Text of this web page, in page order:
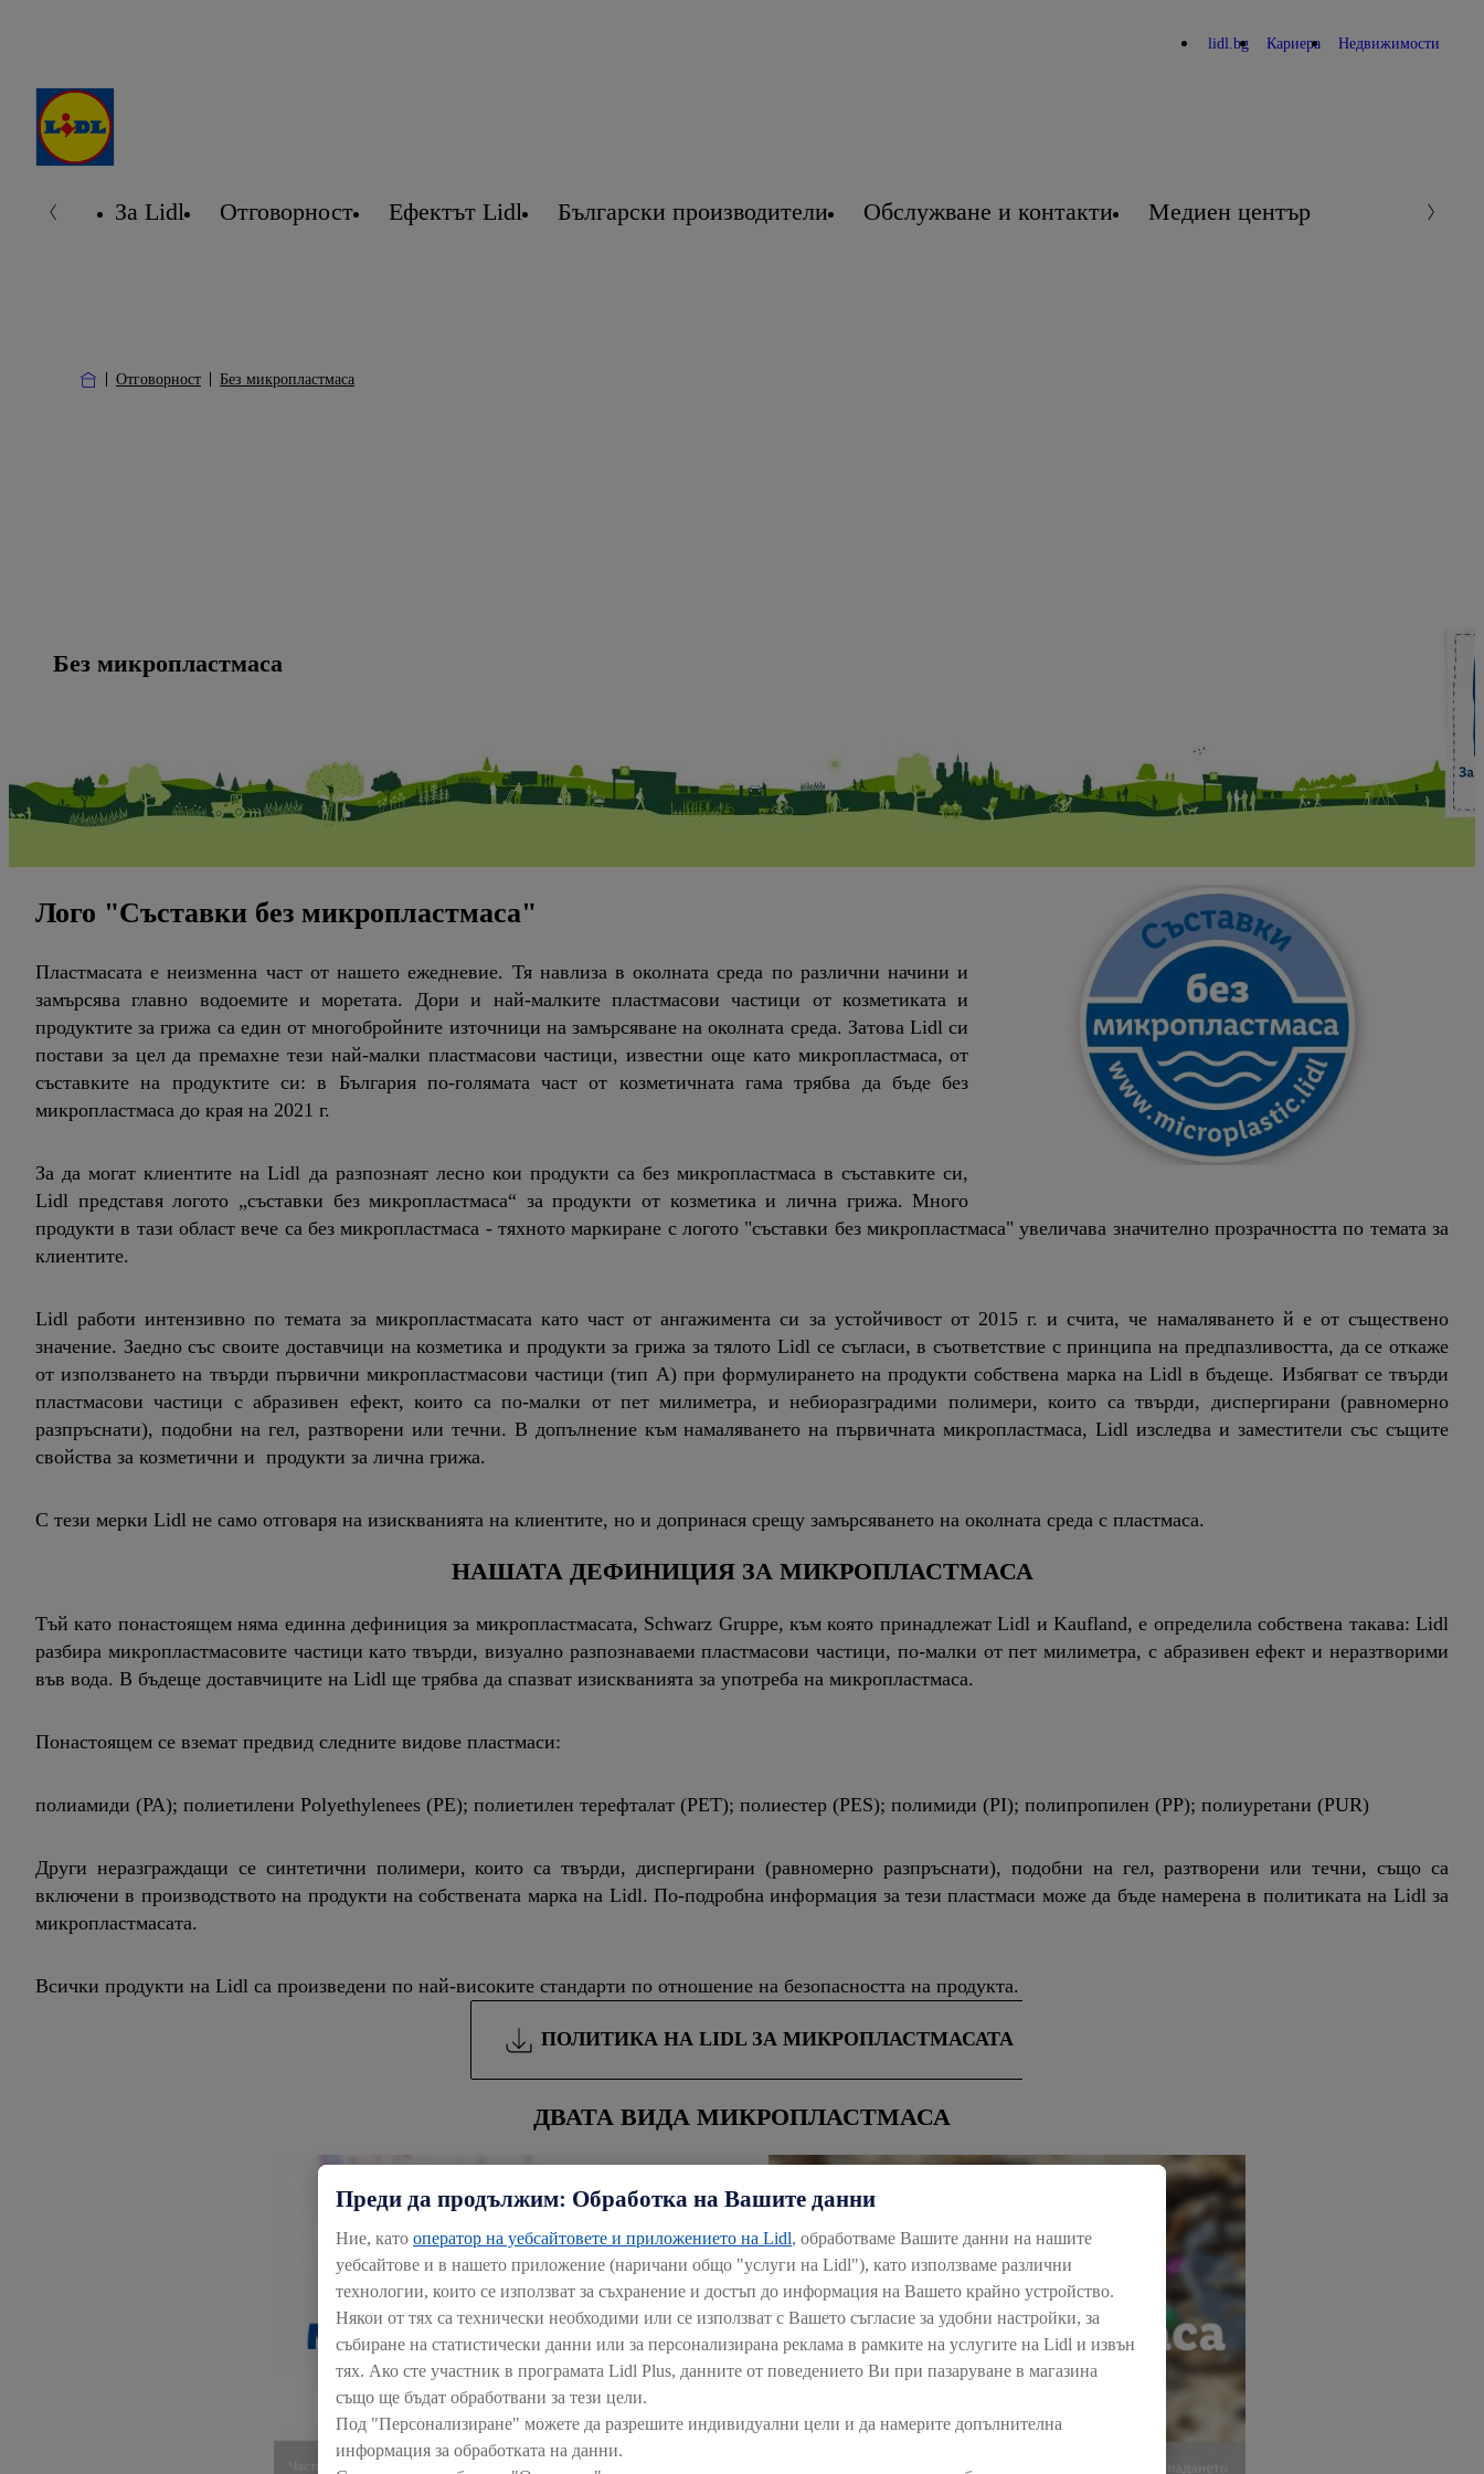
lidl.bg Кариера Недвижимости
За Lidl Отговорност Ефектът Lidl Български производители Обслужване и контакти Медиен център
Отговорност Без микропластмаса
Без микропластмаса
Лого "Съставки без микропластмаса"
Пластмасата е неизменна част от нашето ежедневие. Тя навлиза в околната среда по различни начини и
замърсява главно водoемите и моретата. Дори и най-малките пластмасови частици от козметиката и
продуктите за грижа са един от многобройните източници на замърсяване на околната среда. Затова Lidl си
постави за цел да премахне тези най-малки пластмасови частици, известни още като микропластмаса, от
съставките на продуктите си: в България по-голямата част от козметичната гама трябва да бъде без
микропластмаса до края на 2021 г.
За да могат клиентите на Lidl да разпознаят лесно кои продукти са без микропластмаса в съставките си,
Lidl представя логото „съставки без микропластмаса“ за продукти от козметика и лична грижа. Много
продукти в тази област вече са без микропластмаса - тяхното маркиране с логото "съставки без микропластмаса" увеличава значително прозрачността по темата за
клиентите.
Lidl работи интензивно по темата за микропластмасата като част от ангажимента си за устойчивост от 2015 г. и счита, че намаляването й е от съществено
значение. Заедно със своите доставчици на козметика и продукти за грижа за тялото Lidl се съгласи, в съответствие с принципа на предпазливостта, да се откаже
от използването на твърди първични микропластмасови частици (тип А) при формулирането на продукти собствена марка на Lidl в бъдеще. Избягват се твърди
пластмасови частици с абразивен ефект, които са по-малки от пет милиметра, и небиоразградими полимери, които са твърди, диспергирани (равномерно
разпръснати), подобни на гел, разтворени или течни. В допълнение към намаляването на първичната микропластмаса, Lidl изследва и заместители със същите
свойства за козметични и продукти за лична грижа.
С тези мерки Lidl не само отговаря на изискванията на клиентите, но и допринася срещу замърсяването на околната среда с пластмаса.
НАШАТА ДЕФИНИЦИЯ ЗА МИКРОПЛАСТМАСА
Тъй като понастоящем няма единна дефиниция за микропластмасата, Schwarz Gruppe, към която принадлежат Lidl и Kaufland, е определила собствена такава: Lidl
разбира микропластмасовите частици като твърди, визуално разпознаваеми пластмасови частици, по-малки от пет милиметра, с абразивен ефект и неразтворими
във вода. В бъдеще доставчиците на Lidl ще трябва да спазват изискванията за употреба на микропластмаса.
Понастоящем се вземат предвид следните видове пластмаси:
полиамиди (PA); полиетилени Polyethylenees (РЕ); полиетилен терефталат (PET); полиестер (PES); полимиди (PI); полипропилен (РР); полиуретани (PUR)
Други неразграждащи се синтетични полимери, които са твърди, диспергирани (равномерно разпръснати), подобни на гел, разтворени или течни, също са
включени в производството на продукти на собствената марка на Lidl. По-подробна информация за тези пластмаси може да бъде намерена в политиката на Lidl за
микропластмасата.
Всички продукти на Lidl са произведени по най-високите стандарти по отношение на безопасността на продукта.
ПОЛИТИКА НА LIDL ЗА МИКРОПЛАСТМАСАТА
ДВАТА ВИДА МИКРОПЛАСТМАСА
Преди да продължим: Обработка на Вашите данни
Ние, като оператор на уебсайтовете и приложението на Lidl, обработваме Вашите данни на нашите
уебсайтове и в нашето приложение (наричани общо "услуги на Lidl"), като използваме различни
технологии, които се използват за съхранение и достъп до информация на Вашето крайно устройство.
Някои от тях са технически необходими или се използват с Вашето съгласие за удобни настройки, за
събиране на статистически данни или за персонализирана реклама в рамките на услугите на Lidl и извън
тях. Ако сте участник в програмата Lidl Plus, данните от поведението Ви при пазаруване в магазина
също ще бъдат обработвани за тези цели.
Под "Персонализиране" можете да разрешите индивидуални цели и да намерите допълнителна
информация за обработката на данни.